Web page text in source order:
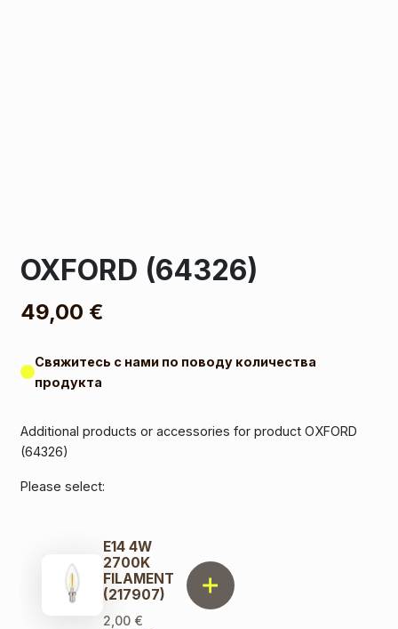
OXFORD (64326)
49,00 €
Свяжитесь с нами по поводу количества
продукта
Additional products or accessories for product OXFORD
(64326)
Please select:
E14 4W
2700K
FILAMENT
(217907)
2,00 €